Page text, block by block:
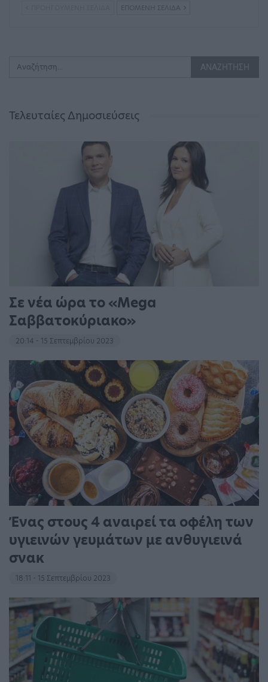
ΕΠΌΜΕΝΗ ΣΕΛΊΔΑ
Τελευταίες Δημοσιεύσεις
Σε νέα ώρα το «Mega
Σαββατοκύριακο»
20:14 - 15 Σεπτεμβρίου 2023
Ένας στους 4 αναιρεί τα οφέλη των
υγιεινών γευμάτων με ανθυγιεινά
σνακ
18:11 - 15 Σεπτεμβρίου 2023